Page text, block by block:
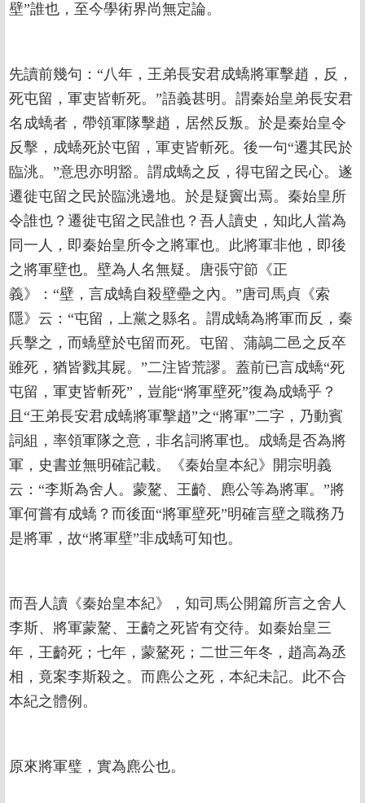
壁”誰也，至今學術界尚無定論。
先讀前幾句：“八年，王弟長安君成蟜將軍擊趙，反，
死屯留，軍吏皆斬死。”語義甚明。謂秦始皇弟長安君
名成蟜者，帶領軍隊擊趙，居然反叛。於是秦始皇令
反擊，成蟜死於屯留，軍吏皆斬死。後一句“遷其民於
臨洮。”意思亦明豁。謂成蟜之反，得屯留之民心。遂
遷徙屯留之民於臨洮邊地。於是疑竇出焉。秦始皇所
令誰也？遷徙屯留之民誰也？吾人讀史，知此人當為
同一人，即秦始皇所令之將軍也。此將軍非他，即後
之將軍壁也。壁為人名無疑。唐張守節《正
義》：“壁，言成蟜自殺壁壘之內。”唐司馬貞《索
隱》云：“屯留，上黨之縣名。謂成蟜為將軍而反，秦
兵擊之，而蟜壁於屯留而死。屯留、蒲鶮二邑之反卒
雖死，猶皆戮其屍。”二注皆荒謬。蓋前已言成蟜“死
屯留，軍吏皆斬死”，豈能“將軍壁死”復為成蟜乎？
且“王弟長安君成蟜將軍擊趙”之“將軍”二字，乃動賓
詞組，率領軍隊之意，非名詞將軍也。成蟜是否為將
軍，史書並無明確記載。《秦始皇本紀》開宗明義
云：“李斯為舍人。蒙驁、王齮、麃公等為將軍。”將
軍何嘗有成蟜？而後面“將軍壁死”明確言壁之職務乃
是將軍，故“將軍壁”非成蟜可知也。
而吾人讀《秦始皇本紀》，知司馬公開篇所言之舍人
李斯、將軍蒙驁、王齮之死皆有交待。如秦始皇三
年，王齮死；七年，蒙驁死；二世三年冬，趙高為丞
相，竟案李斯殺之。而麃公之死，本紀未記。此不合
本紀之體例。
原來將軍璧，實為麃公也。